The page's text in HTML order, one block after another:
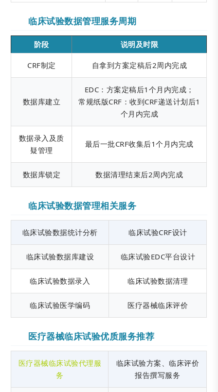
临床试验数据管理服务周期
阶段 说明及时限
CRF制定 自拿到方案定稿后2周内完成
数据库建立
EDC：方案定稿后1个月内完成；
常规纸版CRF：收到CRF递送计划后1
个月内完成
数据录入及质
疑管理
最后一批CRF收集后1个月内完成
数据库锁定 数据清理结束后2周内完成
临床试验数据管理相关服务
临床试验数据统计分析 临床试验CRF设计
临床试验数据库建设 临床试验EDC平台设计
临床试验数据录入 临床试验数据清理
临床试验医学编码 医疗器械临床评价
医疗器械临床试验优质服务推荐
医疗器械临床试验代理服
务
临床试验方案、临床评价
报告撰写服务